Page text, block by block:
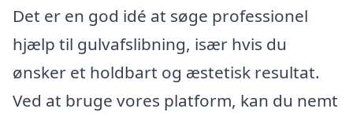
Det er en god idé at søge professionel
hjælp til gulvafslibning, især hvis du
ønsker et holdbart og æstetisk resultat.
Ved at bruge vores platform, kan du nemt